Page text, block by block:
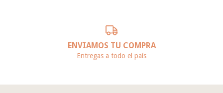
ENVIAMOS TU COMPRA
Entregas a todo el país